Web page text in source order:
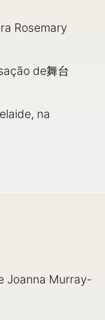
Rosemary
de舞台
na
Joanna Murray-